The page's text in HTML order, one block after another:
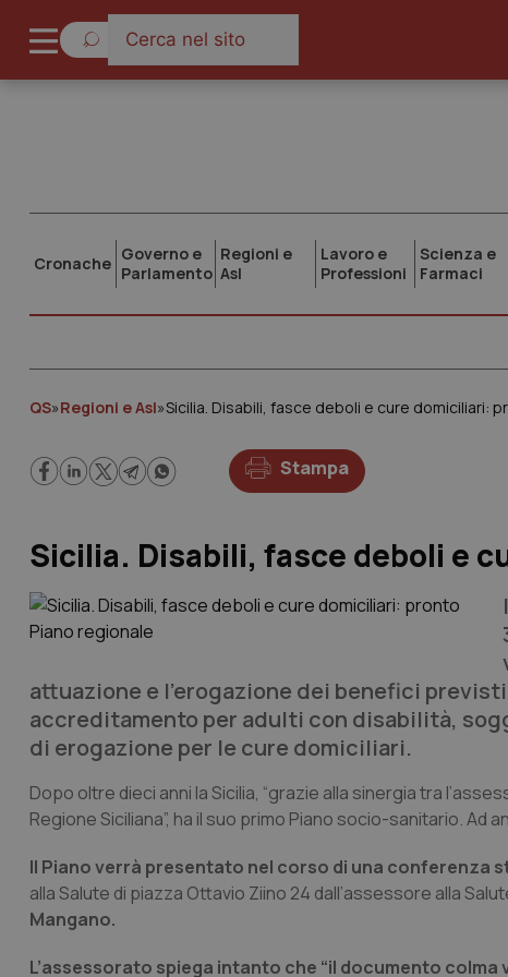
Cronache Governo e
Parlamento
Regioni e
Asl
Lavoro e
Professioni
Scienza e
Farmaci
QS»Regioni e Asl»Sicilia. Disabili, fasce deboli e cure domiciliari:
Stampa
Sicilia. Disabili, fasce deboli e
attuazione e l’erogazione dei benefici
accreditamento per adulti con disabilità,
di erogazione per le cure domiciliari.
Dopo oltre dieci anni la Sicilia, “grazie alla sinergia tra
Regione Siciliana”, ha il suo primo Piano socio-sanitario. Ad
Il Piano verrà presentato nel corso di una conferenza
alla Salute di piazza Ottavio Ziino 24 dall’assessore alla
Mangano.
L’assessorato spiega intanto che “il documento